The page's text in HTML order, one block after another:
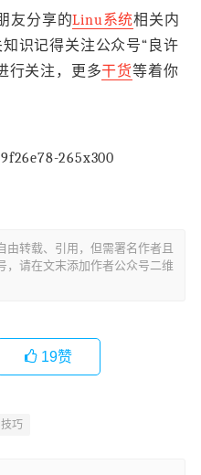
友分享的Linu系统相关内
识记得关注公众号“良许
行关注，更多干货等着你
由转载、引用，但需署名作者且
，请在文末添加作者公众号二维
19赞
技巧